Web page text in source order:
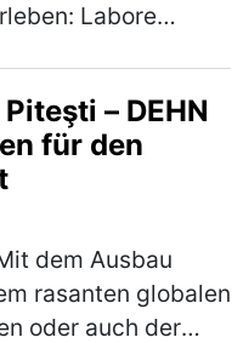
Labore
– DEHN
für den
dem Ausbau
rasanten globalen
oder auch der